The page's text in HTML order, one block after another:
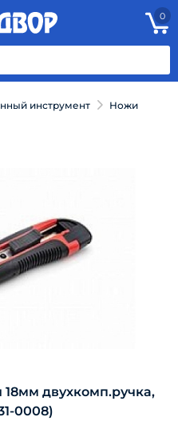
0
инструмент Ножи
двухкомп.ручка,
0008)